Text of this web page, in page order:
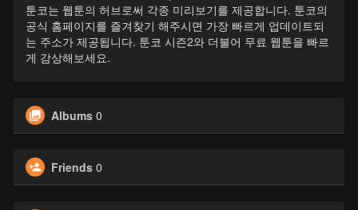
툰코는 웹툰의 허브로써 각종 미리보기를 제공합니다. 툰코의
공식 홈페이지를 즐겨찾기 해주시면 가장 빠르게 업데이트되
는 주소가 제공됩니다. 툰코 시즌2와 더불어 무료 웹툰을 빠르
게 감상해보세요.
Albums 0
Friends 0